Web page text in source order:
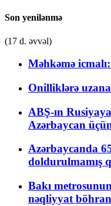
Son yenilənmə
(17 d. əvvəl)
Məhkəmə
Onilliklərə
ABŞ-ın
Azərbaycan
Azərbaycanda
doldurulmamış
Bakı
nəqliyyat